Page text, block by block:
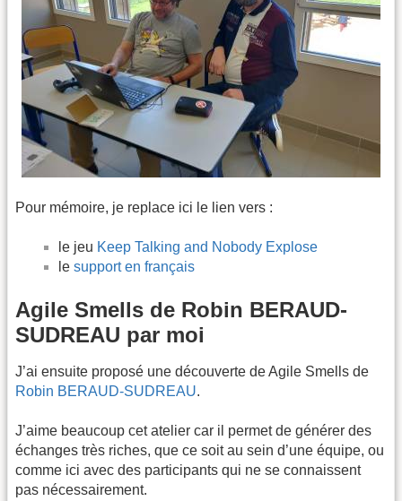
Pour mémoire, je replace ici le lien vers :
le jeu Keep Talking and Nobody Explose
le support en français
Agile Smells de Robin BERAUD-
SUDREAU par moi
J’ai ensuite proposé une découverte de Agile Smells de
Robin BERAUD-SUDREAU.
J’aime beaucoup cet atelier car il permet de générer des
échanges très riches, que ce soit au sein d’une équipe, ou
comme ici avec des participants qui ne se connaissent
pas nécessairement.